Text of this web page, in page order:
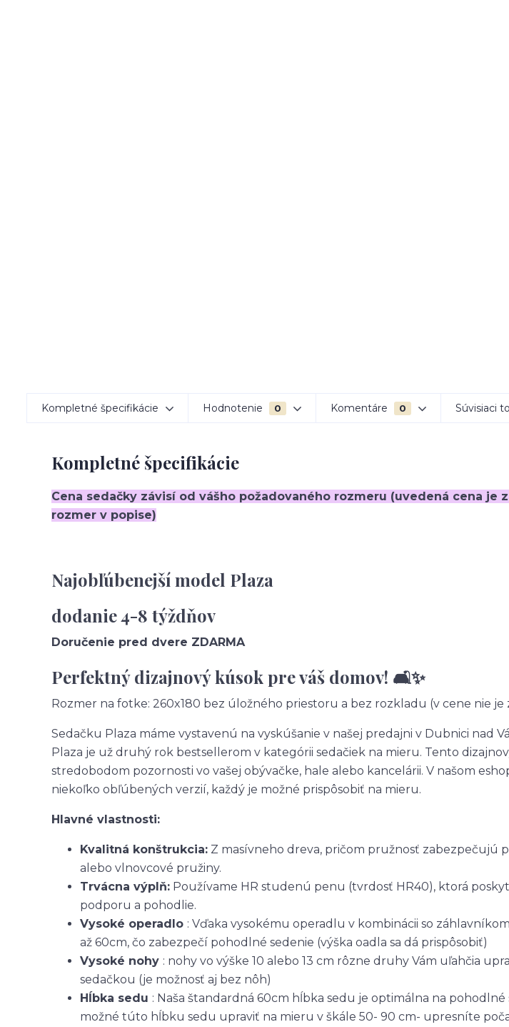
Kompletné špecifikácie Hodnotenie 0 Komentáre 0 Súvisiaci
Kompletné špecifikácie
Cena sedačky závisí od vášho požadovaného rozmeru (uvedená cena je
rozmer v popise)
Najobľúbenejší model Plaza
dodanie 4-8 týždňov
Doručenie pred dvere ZDARMA
Perfektný dizajnový kúsok pre váš domov! 🛋️✨
Rozmer na fotke: 260x180 bez úložného priestoru a bez rozkladu (v cene nie
Sedačku Plaza máme vystavenú na vyskúšanie v našej predajni v Dubnici nad
Plaza je už druhý rok bestsellerom v kategórii sedačiek na mieru. Tento
stredobodom pozornosti vo vašej obývačke, hale alebo kancelárii. V našom
niekoľko obľúbených verzií, každý je možné prispôsobiť na mieru.
Hlavné vlastnosti:
Kvalitná konštrukcia: Z masívneho dreva, pričom pružnosť zabezpečujú
alebo vlnovcové pružiny.
Trvácna výplň: Používame HR studenú penu (tvrdosť HR40), ktorá
podporu a pohodlie.
Vysoké operadlo : Vďaka vysokému operadlu v kombinácii so
až 60cm, čo zabezpečí pohodlné sedenie (výška oadla sa dá prispôsobiť)
Vysoké nohy : nohy vo výške 10 alebo 13 cm rôzne druhy Vám uľahčia
sedačkou (je možnosť aj bez nôh)
Hĺbka sedu : Naša štandardná 60cm hĺbka sedu je optimálna na pohodlné
možné túto hĺbku sedu upraviť na mieru v škále 50- 90 cm- upresníte